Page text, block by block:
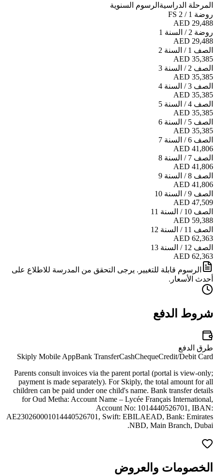
المرحلة الدراسية الرسوم السنوية
روضة 1 / FS 2
AED 29,488
روضة 2 / السنة 1
AED 29,488
الصف 1 / السنة 2
AED 35,385
الصف 2 / السنة 3
AED 35,385
الصف 3 / السنة 4
AED 35,385
الصف 4 / السنة 5
AED 35,385
الصف 5 / السنة 6
AED 35,385
الصف 6 / السنة 7
AED 41,806
الصف 7 / السنة 8
AED 41,806
الصف 8 / السنة 9
AED 41,806
الصف 9 / السنة 10
AED 47,509
الصف 10 / السنة 11
AED 59,388
الصف 11 / السنة 12
AED 62,363
الصف 12 / السنة 13
AED 62,363
الرسوم قابلة للتغيير. يرجى التحقق من المدرسة للاطلاع على
أحدث الأسعار.
شروط الدفع
طرق الدفع
Skiply Mobile AppBank TransferCashChequeCredit/Debit Card
Parents consult invoices via the parent portal (portal is view-only;
payment is made separately). For Skiply, the total amount for all
children can be paid under one child's name. Bank transfer details
for Oud Metha: Account Name – Lycée Français International,
Account No: 1014440526701, IBAN:
AE230260001014440526701, Swift: EBILAEAD, Bank: Emirates
NBD, Main Branch, Dubai.
الخصومات والعروض